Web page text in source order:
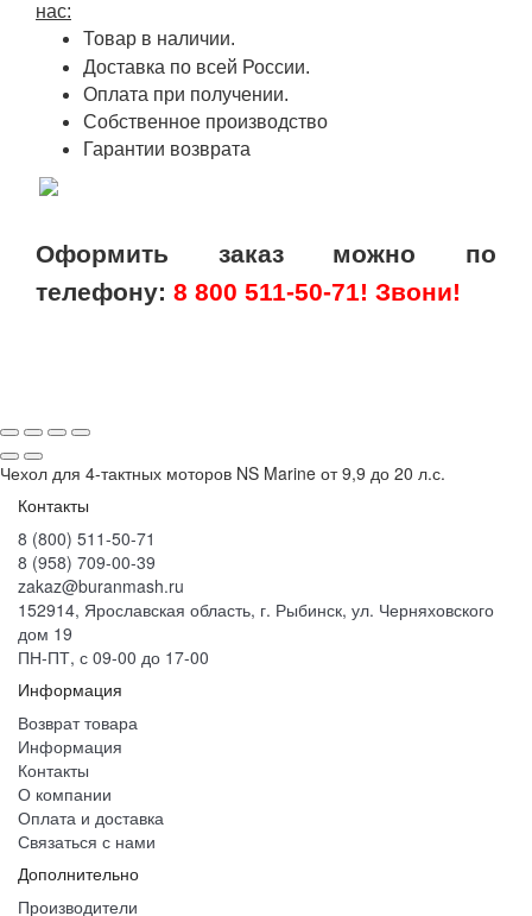
нас:
Товар в наличии.
Доставка по всей России.
Оплата при получении.
Собственное производство
Гарантии возврата
Оформить заказ можно по
телефону: 8 800 511-50-71! Звони!
Чехол для 4-тактных моторов NS Marine от 9,9 до 20 л.с.
Контакты
8 (800) 511-50-71
8 (958) 709-00-39
zakaz@buranmash.ru
152914, Ярославская область, г. Рыбинск, ул. Черняховского
дом 19
ПН-ПТ, с 09-00 до 17-00
Информация
Возврат товара
Информация
Контакты
О компании
Оплата и доставка
Связаться с нами
Дополнительно
Производители